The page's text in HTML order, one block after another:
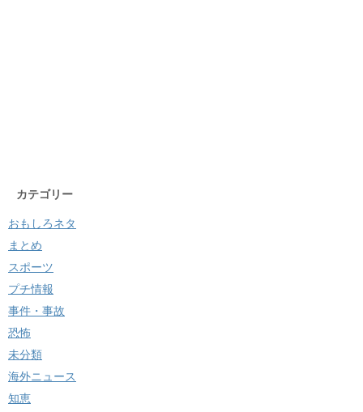
カテゴリー
おもしろネタ
まとめ
スポーツ
プチ情報
事件・事故
恐怖
未分類
海外ニュース
知恵